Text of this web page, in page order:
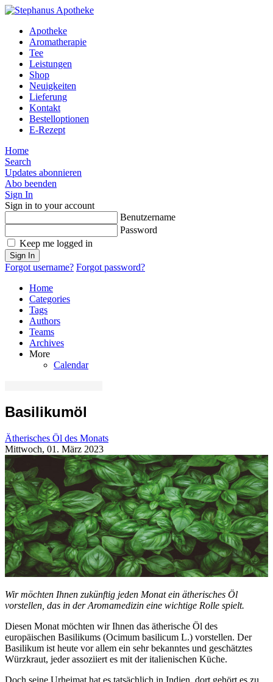
Apotheke
Aromatherapie
Tee
Leistungen
Shop
Neuigkeiten
Lieferung
Kontakt
Bestelloptionen
E-Rezept
Home
Search
Updates abonnieren
Abo beenden
Sign In
Sign in to your account
Benutzername
Password
Keep me logged in
Sign In
Forgot username? Forgot password?
Home
Categories
Tags
Authors
Teams
Archives
More
Calendar
Basilikumöl
Ätherisches Öl des Monats
Mittwoch, 01. März 2023
Wir möchten Ihnen zukünftig jeden Monat ein ätherisches Öl
vorstellen, das in der Aromamedizin eine wichtige Rolle spielt.
Diesen Monat möchten wir Ihnen das ätherische Öl des
europäischen Basilikums (Ocimum basilicum L.) vorstellen. Der
Basilikum ist heute vor allem ein sehr bekanntes und geschätztes
Würzkraut, jeder assoziiert es mit der italienischen Küche.
Doch seine Urheimat hat es tatsächlich in Indien, dort gehört es zu